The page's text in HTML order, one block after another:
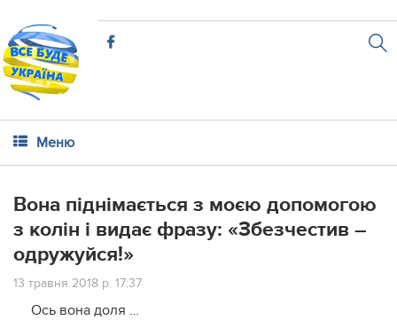
Меню
Вона піднімається з моєю допомогою
з колін і видає фразу: «Збезчестив –
одружуйся!»
13 травня 2018 р. 17:37
Ось вона доля …